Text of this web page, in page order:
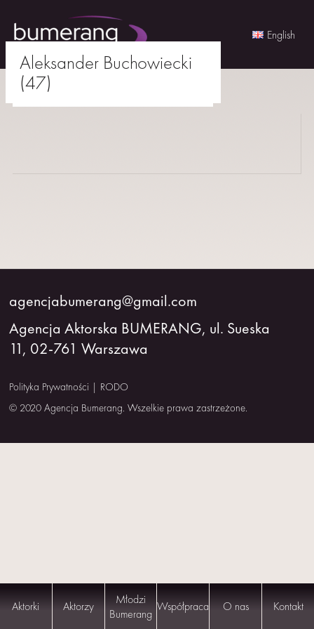
AKTORKI
WSPÓŁPRACA
O
NAS
Aktorki Aktorzy
Młodzi
Bumerang Współpraca O nas Kontakt
English
content
Aleksander Buchowiecki
(47)
agencjabumerang@gmail.com
Agencja Aktorska BUMERANG, ul. Sueska
11, 02-761 Warszawa
Polityka Prywatności | RODO
© 2020 Agencja Bumerang. Wszelkie prawa zastrzeżone.